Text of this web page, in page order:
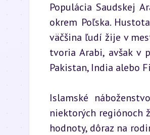
Populácia Saudskej
okrem Poľska.
väčšina ľudí žije v
tvoria Arabi, avšak v
Pakistan, India alebo
Islamské
niektorých regiónoch
hodnoty, dôraz na